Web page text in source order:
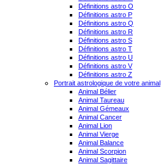
Définitions astro O
Définitions astro P
Définitions astro Q
Définitions astro R
Définitions astro S
Définitions astro T
Définitions astro U
Définitions astro V
Définitions astro Z
Portrait astrologique de votre animal
Animal Bélier
Animal Taureau
Animal Gémeaux
Animal Cancer
Animal Lion
Animal Vierge
Animal Balance
Animal Scorpion
Animal Sagittaire